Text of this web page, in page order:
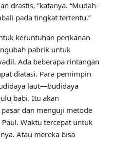
drastis, ”katanya. “Mudah-
pada tingkat tertentu.”
keruntuhan perikanan
pabrik untuk
Ada beberapa rintangan
diatasi. Para pemimpin
laut—budidaya
babi. Itu akan
dan menguji metode
Waktu tercepat untuk
Atau mereka bisa